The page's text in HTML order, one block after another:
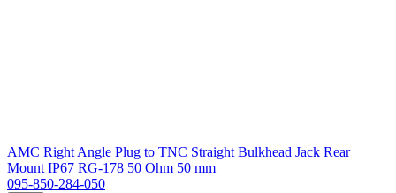
AMC Right Angle Plug to TNC Straight Bulkhead Jack Rear
Mount IP67 RG-178 50 Ohm 50 mm
095-850-284-050